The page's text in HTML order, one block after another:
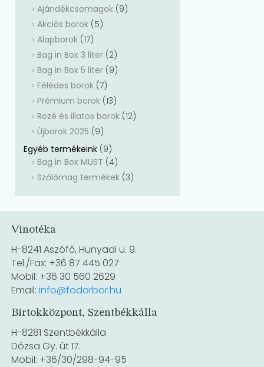
Ajándékcsomagok (9)
Akciós borok (5)
Alapborok (17)
Bag in Box 3 liter (2)
Bag in Box 5 liter (9)
Félédes borok (7)
Prémium borok (13)
Rozé és illatos borok (12)
Újborok 2025 (9)
Egyéb termékeink (9)
Bag in Box MUST (4)
Szőlőmag termékek (3)
Vinotéka
H-8241 Aszófő, Hunyadi u. 9.
Tel./Fax: +36 87 445 027
Mobil: +36 30 560 2629
Email:info@fodorbor.hu
Birtokközpont, Szentbékkálla
H-8281 Szentbékkálla
Dózsa Gy. út 17.
Mobil: +36/30/298-94-95